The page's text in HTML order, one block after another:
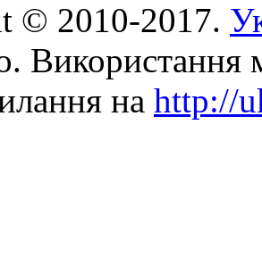
© 2010-2017.
Використання
на http://